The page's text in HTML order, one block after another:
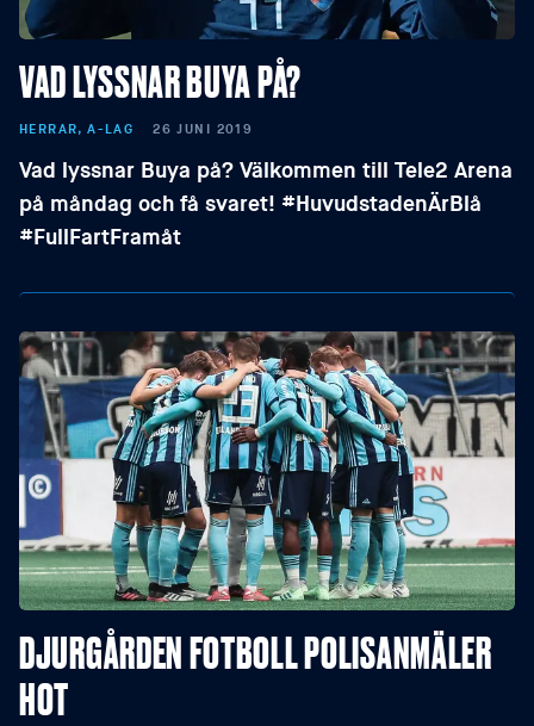
VAD LYSSNAR BUYA PÅ?
HERRAR, A-LAG 26 JUNI 2019
Vad lyssnar Buya på? Välkommen till Tele2 Arena
på måndag och få svaret! #HuvudstadenÄrBlå
#FullFartFramåt
DJURGÅRDEN FOTBOLL POLISANMÄLER
HOT